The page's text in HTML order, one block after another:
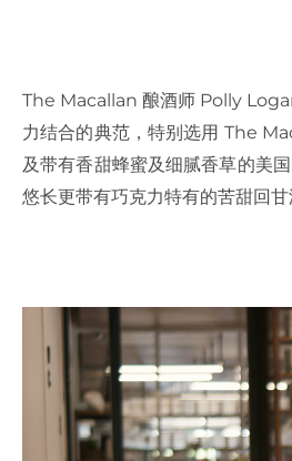
The Macallan 酿酒师 Polly
力结合的典范，特别选用 The
及带有香甜蜂蜜及细腻香草的美
悠长更带有巧克力特有的苦甜回甘